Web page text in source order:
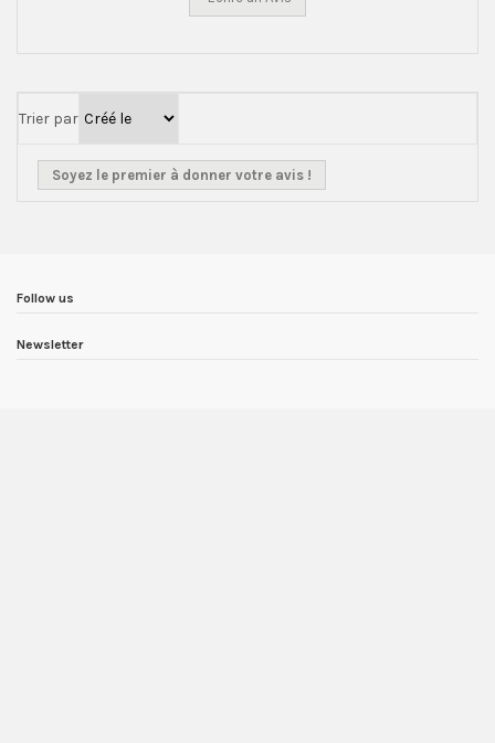
Trier par
Soyez le premier à donner votre avis !
Follow us
Newsletter